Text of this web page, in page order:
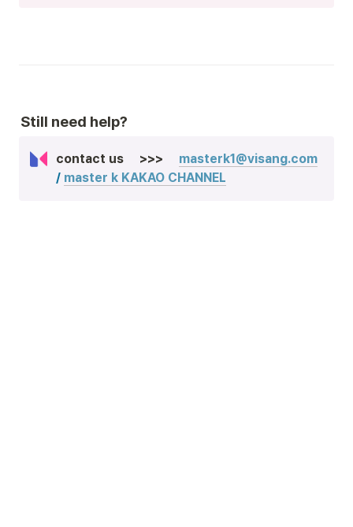
Still need help?
contact us     >>> masterk1@visang.com
/ master k KAKAO CHANNEL